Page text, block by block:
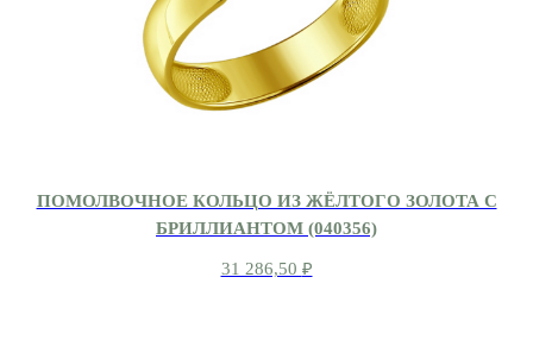
ПОМОЛВОЧНОЕ КОЛЬЦО ИЗ ЖЁЛТОГО ЗОЛОТА С
БРИЛЛИАНТОМ (040356)
31 286,50 ₽